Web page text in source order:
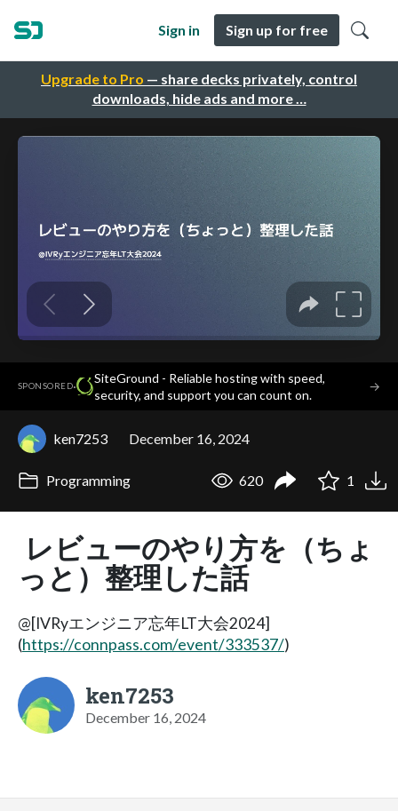
Upgrade to Pro — share decks privately, control
downloads, hide ads and more …
Sign in Sign up for free
SPONSORED·
SiteGround - Reliable hosting with speed,
security, and support you can count on.
→
ken7253 December 16, 2024
Programming 620 1
レビューのやり方を（ちょ
っと）整理した話
@[IVRyエンジニア忘年LT大会2024]
(https://connpass.com/event/333537/)
ken7253
December 16, 2024